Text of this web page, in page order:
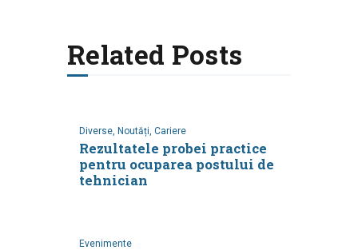
Related Posts
Diverse, Noutăți, Cariere
Rezultatele probei practice
pentru ocuparea postului de
tehnician
Evenimente